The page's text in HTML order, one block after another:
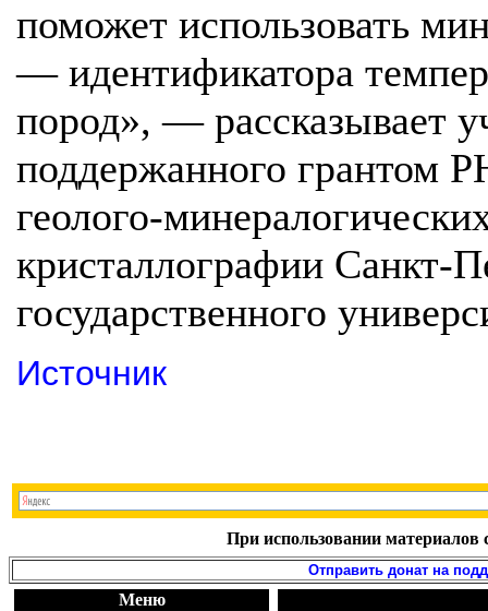
поможет использовать
— идентификатора
пород», — рассказывает
поддержанного грантом
геолого-
кристаллографии Санкт-
государственного
Источник
При использовании материалов
Отправить донат на
Меню